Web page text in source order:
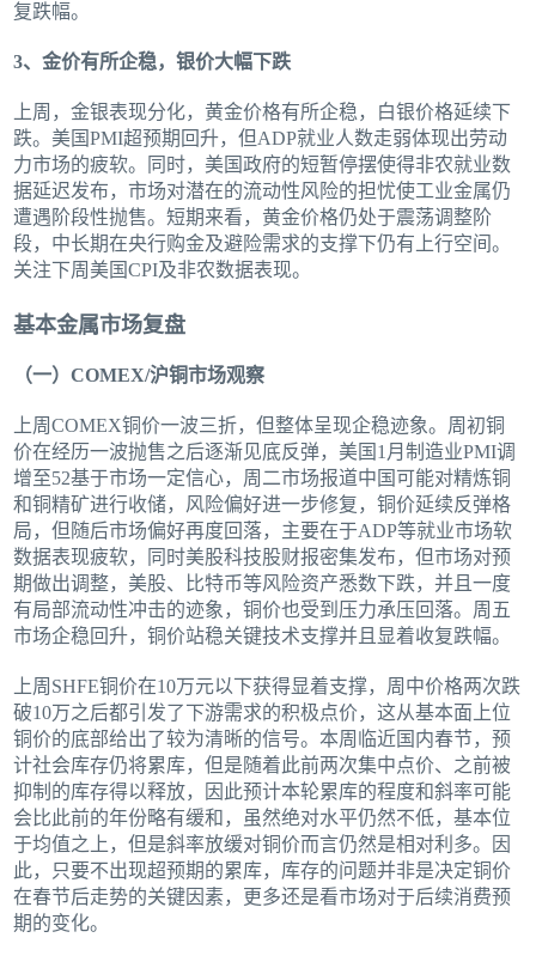
复跌幅。
3、金价有所企稳，银价大幅下跌
上周，金银表现分化，黄金价格有所企稳，白银价格延续下
跌。美国PMI超预期回升，但ADP就业人数走弱体现出劳动
力市场的疲软。同时，美国政府的短暂停摆使得非农就业数
据延迟发布，市场对潜在的流动性风险的担忧使工业金属仍
遭遇阶段性抛售。短期来看，黄金价格仍处于震荡调整阶
段，中长期在央行购金及避险需求的支撑下仍有上行空间。
关注下周美国CPI及非农数据表现。
基本金属市场复盘
（一）COMEX/沪铜市场观察
上周COMEX铜价一波三折，但整体呈现企稳迹象。周初铜
价在经历一波抛售之后逐渐见底反弹，美国1月制造业PMI调
增至52基于市场一定信心，周二市场报道中国可能对精炼铜
和铜精矿进行收储，风险偏好进一步修复，铜价延续反弹格
局，但随后市场偏好再度回落，主要在于ADP等就业市场软
数据表现疲软，同时美股科技股财报密集发布，但市场对预
期做出调整，美股、比特币等风险资产悉数下跌，并且一度
有局部流动性冲击的迹象，铜价也受到压力承压回落。周五
市场企稳回升，铜价站稳关键技术支撑并且显着收复跌幅。
上周SHFE铜价在10万元以下获得显着支撑，周中价格两次跌
破10万之后都引发了下游需求的积极点价，这从基本面上位
铜价的底部给出了较为清晰的信号。本周临近国内春节，预
计社会库存仍将累库，但是随着此前两次集中点价、之前被
抑制的库存得以释放，因此预计本轮累库的程度和斜率可能
会比此前的年份略有缓和，虽然绝对水平仍然不低，基本位
于均值之上，但是斜率放缓对铜价而言仍然是相对利多。因
此，只要不出现超预期的累库，库存的问题并非是决定铜价
在春节后走势的关键因素，更多还是看市场对于后续消费预
期的变化。